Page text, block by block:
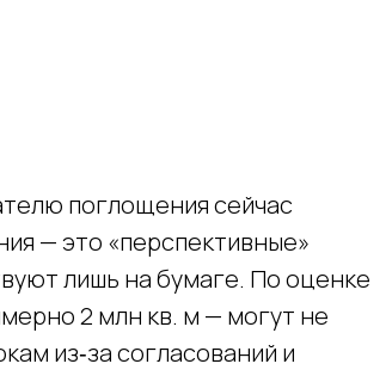
поглощения сейчас
— это «перспективные»
лишь на бумаге. По оценке
2 млн кв. м — могут не
из‑за согласований и